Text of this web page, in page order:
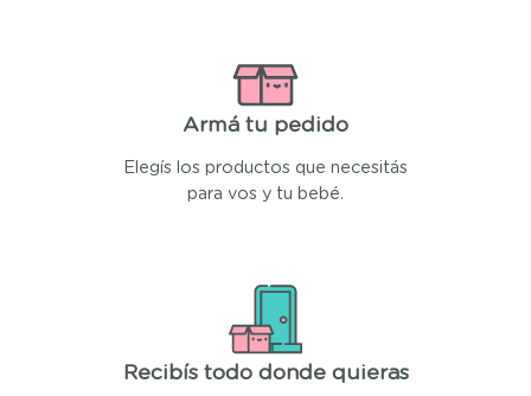
Armá tu pedido
Elegís los productos que necesitás
para vos y tu bebé.
Recibís todo donde quieras